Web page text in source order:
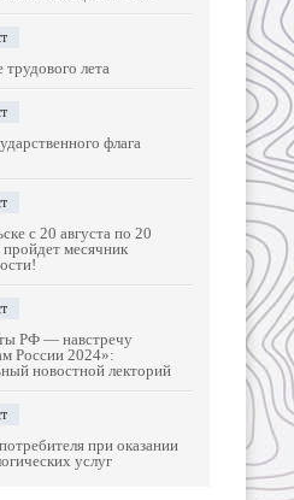
трудового лета
флага
с 20 августа по 20
пройдет месячник
РФ — навстречу
России 2024»:
новостной лекторий
при оказании
услуг